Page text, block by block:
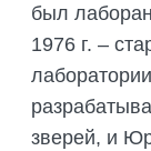
был
1976 г. –
зверей, и